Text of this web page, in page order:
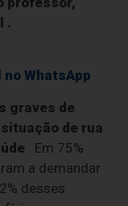
.
no WhatsApp
graves de
de rua
. Em 75%
a demandar
desses